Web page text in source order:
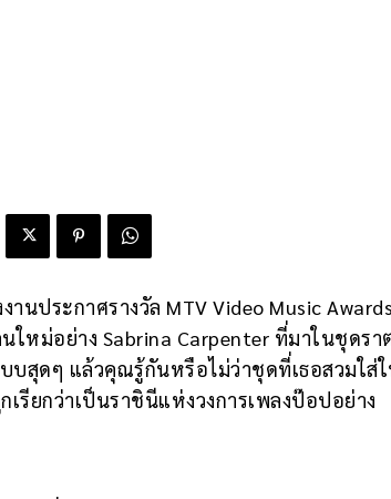
ประกาศรางวัล MTV Video Music
หม่อย่าง Sabrina Carpenter ที่มาในชุดรา
สุดๆ แล้วคุณรู้กันหรือไม่ว่าชุดที่เธอสวมใส่
รียกว่าเป็นราชินีแห่งวงการเพลงป๊อปอย่าง